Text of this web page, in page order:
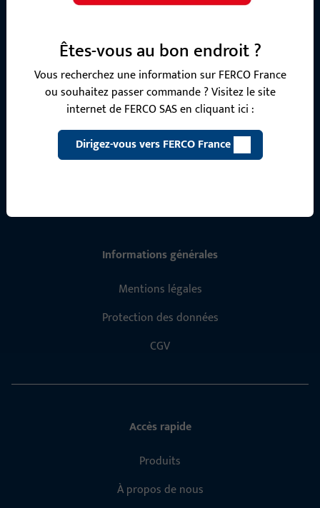
disposition pour répondre à toutes vos questions concernant
nos produits, applications et projets. N'hésitez pas à nous
contacter par téléphone ou par e-mail.
Êtes-vous au bon endroit ?
Vous recherchez une information sur FERCO France
ou souhaitez passer commande ? Visitez le site
internet de FERCO SAS en cliquant ici :
Dirigez-vous vers FERCO France
Informations générales
Mentions légales
Protection des données
CGV
Accès rapide
Produits
À propos de nous